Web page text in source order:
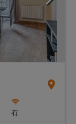
location_on
有